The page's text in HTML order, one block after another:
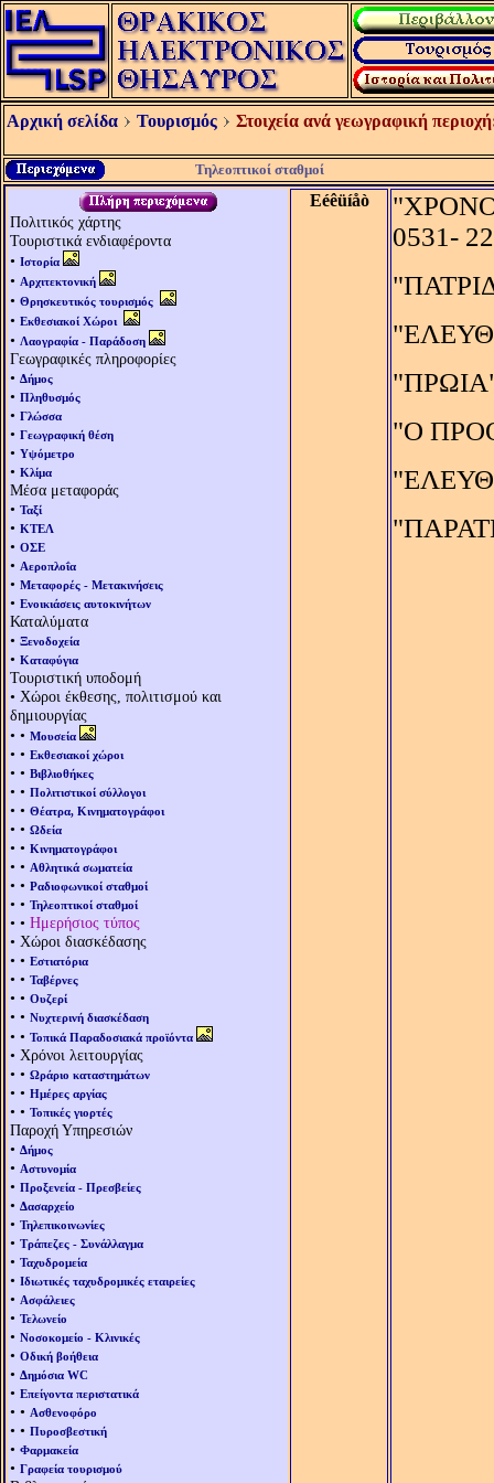
Αρχική σελίδα Τουρισμός Στοιχεία ανά γεωγραφική
Τηλεοπτικοί σταθμοί
Πολιτικός χάρτης
Τουριστικά ενδιαφέροντα
• Ιστορία
• Αρχιτεκτονική
• Θρησκευτικός τουρισμός
• Εκθεσιακοί Χώροι
• Λαογραφία - Παράδοση
Γεωγραφικές πληροφορίες
• Δήμος
• Πληθυσμός
• Γλώσσα
• Γεωγραφική θέση
• Υψόμετρο
• Κλίμα
Μέσα μεταφοράς
• Ταξί
• ΚΤΕΛ
• ΟΣΕ
• Αεροπλοΐα
• Μεταφορές - Μετακινήσεις
• Ενοικιάσεις αυτοκινήτων
Καταλύματα
• Ξενοδοχεία
• Καταφύγια
Τουριστική υποδομή
• Χώροι έκθεσης, πολιτισμού και
δημιουργίας
• • Μουσεία
• • Εκθεσιακοί χώροι
• • Βιβλιοθήκες
• • Πολιτιστικοί σύλλογοι
• • Θέατρα, Κινηματογράφοι
• • Ωδεία
• • Κινηματογράφοι
• • Αθλητικά σωματεία
• • Ραδιοφωνικοί σταθμοί
• • Τηλεοπτικοί σταθμοί
• • Ημερήσιος τύπος
• Χώροι διασκέδασης
• • Εστιατόρια
• • Ταβέρνες
• • Ουζερί
• • Νυχτερινή διασκέδαση
• • Τοπικά Παραδοσιακά προϊόντα
• Χρόνοι λειτουργίας
• • Ωράριο καταστημάτων
• • Ημέρες αργίας
• • Τοπικές γιορτές
Παροχή Υπηρεσιών
• Δήμος
• Αστυνομία
• Προξενεία - Πρεσβείες
• Δασαρχείο
• Τηλεπικοινωνίες
• Τράπεζες - Συνάλλαγμα
• Ταχυδρομεία
• Ιδιωτικές ταχυδρομικές εταιρείες
• Ασφάλειες
• Τελωνείο
• Νοσοκομείο - Κλινικές
• Οδική βοήθεια
• Δημόσια WC
• Επείγοντα περιστατικά
• • Ασθενοφόρο
• • Πυροσβεστική
• Φαρμακεία
• Γραφεία τουρισμού
Eéêüíåò
0531-
"Ο